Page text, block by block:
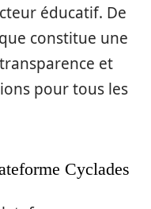
éducatif. De
constitue une
et
pour tous les
Cyclades